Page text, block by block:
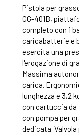
Pistola per
GG-401B,
completo con 1
caricabatterie e
esercita una
l'erogazione di
Massima
carica.
lunghezza e 3,2
con cartuccia da
con pompa per
dedicata.